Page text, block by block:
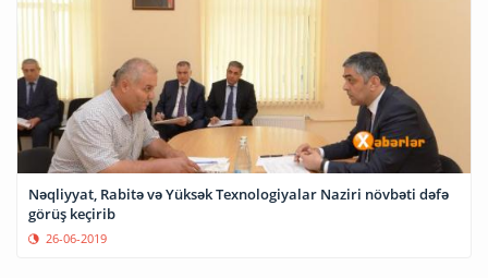
Nəqliyyat, Rabitə və Yüksək Texnologiyalar Naziri növbəti dəfə
görüş keçirib
26-06-2019